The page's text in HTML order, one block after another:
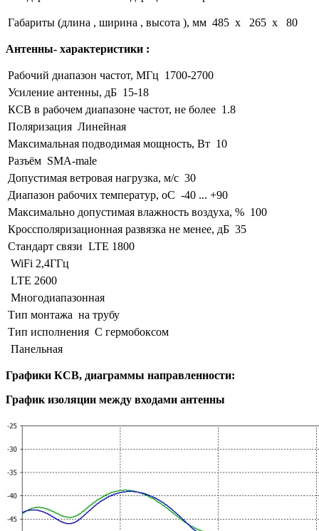
Габариты (длина , ширина , высота ), мм 485 x 265 x 80
Антенны- характеристики :
Рабочий диапазон частот, МГц 1700-2700
Усиление антенны, дБ 15-18
КСВ в рабочем диапазоне частот, не более 1.8
Поляризация Линейная
Максимальная подводимая мощность, Вт 10
Разъём SMA-male
Допустимая ветровая нагрузка, м/с 30
Диапазон рабочих температур, оС -40 ... +90
Максимально допустимая влажность воздуха, % 100
Кроссполяризационная развязка не менее, дБ 35
Стандарт связи LTE 1800
WiFi 2,4ГГц
LTE 2600
Многодиапазонная
Тип монтажа на трубу
Тип исполнения С гермобоксом
Панельная
Графики КСВ, диаграммы направленности:
График изоляции между входами антенны